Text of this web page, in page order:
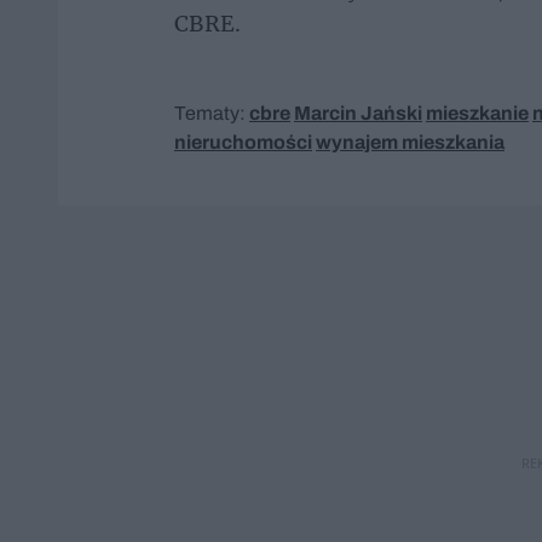
CBRE.
Tematy: cbre Marcin Jański mieszkanie
nieruchomości wynajem mieszkania